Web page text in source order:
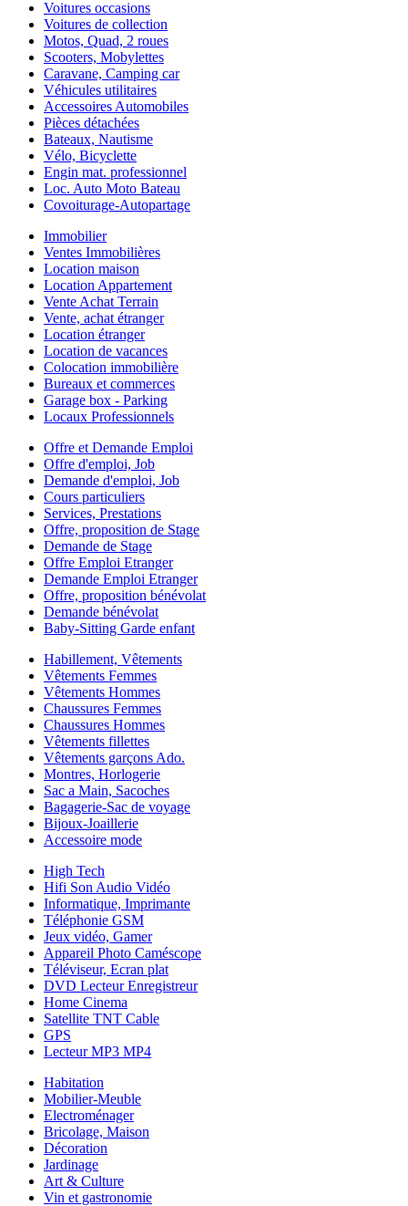
Voitures occasions
Voitures de collection
Motos, Quad, 2 roues
Scooters, Mobylettes
Caravane, Camping car
Véhicules utilitaires
Accessoires Automobiles
Pièces détachées
Bateaux, Nautisme
Vélo, Bicyclette
Engin mat. professionnel
Loc. Auto Moto Bateau
Covoiturage-Autopartage
Immobilier
Ventes Immobilières
Location maison
Location Appartement
Vente Achat Terrain
Vente, achat étranger
Location étranger
Location de vacances
Colocation immobilière
Bureaux et commerces
Garage box - Parking
Locaux Professionnels
Offre et Demande Emploi
Offre d'emploi, Job
Demande d'emploi, Job
Cours particuliers
Services, Prestations
Offre, proposition de Stage
Demande de Stage
Offre Emploi Etranger
Demande Emploi Etranger
Offre, proposition bénévolat
Demande bénévolat
Baby-Sitting Garde enfant
Habillement, Vêtements
Vêtements Femmes
Vêtements Hommes
Chaussures Femmes
Chaussures Hommes
Vêtements fillettes
Vêtements garçons Ado.
Montres, Horlogerie
Sac a Main, Sacoches
Bagagerie-Sac de voyage
Bijoux-Joaillerie
Accessoire mode
High Tech
Hifi Son Audio Vidéo
Informatique, Imprimante
Téléphonie GSM
Jeux vidéo, Gamer
Appareil Photo Caméscope
Téléviseur, Ecran plat
DVD Lecteur Enregistreur
Home Cinema
Satellite TNT Cable
GPS
Lecteur MP3 MP4
Habitation
Mobilier-Meuble
Electroménager
Bricolage, Maison
Décoration
Jardinage
Art & Culture
Vin et gastronomie